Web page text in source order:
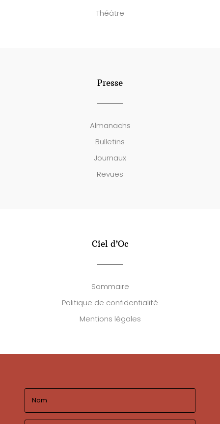
Théâtre
Presse
Almanachs
Bulletins
Journaux
Revues
Ciel d’Oc
Sommaire
Politique de confidentialité
Mentions légales